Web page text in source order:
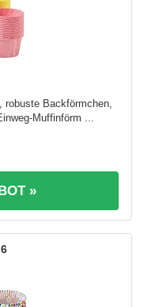
Backförmchen,
Muffinförm ...
»
6